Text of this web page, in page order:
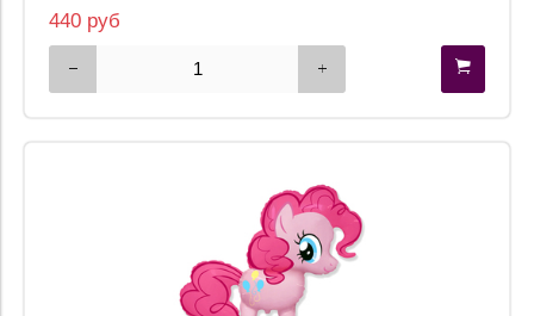
440 руб